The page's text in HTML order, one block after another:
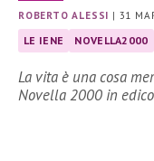
ROBERTO ALESSI | 31
LE IENE NOVELLA2000
La vita è una cosa
Novella 2000 in